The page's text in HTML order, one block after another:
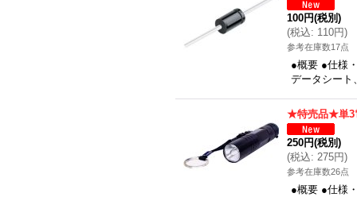
100円(税別)
(税込: 110円)
参考在庫数17点
●概要 ●仕様
データシー
★特売品★単3
250円(税別)
(税込: 275円)
参考在庫数26点
●概要 ●仕様